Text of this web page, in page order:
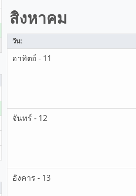
สิงหาคม
วัน:
อาทิตย์ - 11
จันทร์ - 12
อังคาร - 13